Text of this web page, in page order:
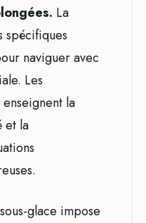
La
spécifiques
naviguer avec
Les
la
et la
glace impose